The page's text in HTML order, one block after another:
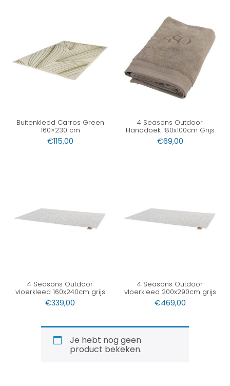
Buitenkleed Carros Green
160×230 cm
€115,00
4 Seasons Outdoor
Handdoek 180x100cm Grijs
€69,00
4 Seasons Outdoor
vloerkleed 160x240cm grijs
€339,00
4 Seasons Outdoor
vloerkleed 200x290cm grijs
€469,00
Je hebt nog geen
product bekeken.